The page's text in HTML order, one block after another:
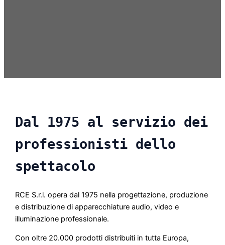
Dal 1975 al servizio dei
professionisti dello
spettacolo
RCE S.r.l. opera dal 1975 nella progettazione, produzione
e distribuzione di apparecchiature audio, video e
illuminazione professionale.
Con oltre 20.000 prodotti distribuiti in tutta Europa,